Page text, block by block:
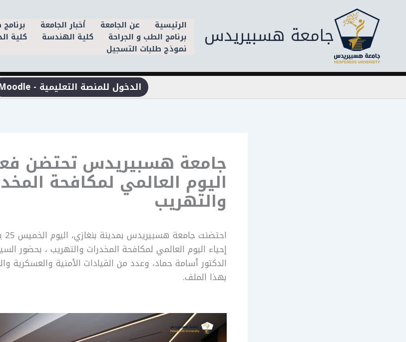
المحتوى
جامعة هسبيريدس الرئيسية عن الجامعة أخبار الجامعة
برنامج الطب و الجراحة
كلية الهندسة كلية
نموذج طلبات التسجيل
الدخول للمنصة التعليمية - Moodle
جامعة هسبيريدس تحتضن
اليوم العالمي لمكافحة
والتهريب
إحياء اليوم العالمي لمكافحة المخدرات والتهريب ، بحضور
الدكتور أسامة حماد، وعدد من القيادات الأمنية والعسكرية
بهذا الملف.